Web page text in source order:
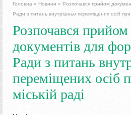
Головна » Новини » Розпочався прийом
Ради з питань внутрішньо переміщених осіб при
Розпочався прийом
документів для
Ради з питань
переміщених осіб
міській раді